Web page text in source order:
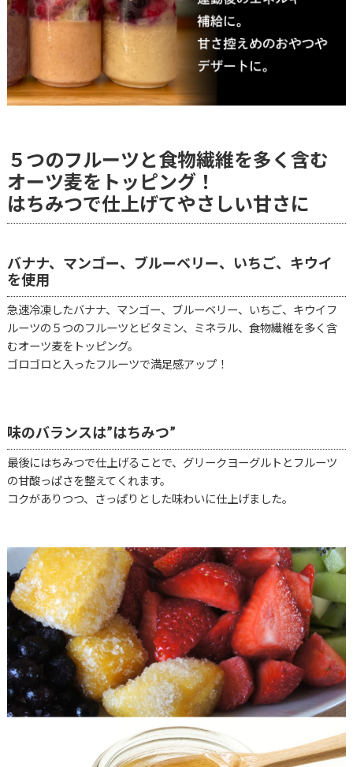
５つのフルーツと食物繊維を多く含む
オーツ麦をトッピング！
はちみつで仕上げてやさしい甘さに
バナナ、マンゴー、ブルーベリー、いちご、キウイ
を使用
急速冷凍したバナナ、マンゴー、ブルーベリー、いちご、キウイフ
ルーツの５つのフルーツとビタミン、ミネラル、食物繊維を多く含
むオーツ麦をトッピング。
ゴロゴロと入ったフルーツで満足感アップ！
味のバランスは”はちみつ”
最後にはちみつで仕上げることで、グリークヨーグルトとフルーツ
の甘酸っぱさを整えてくれます。
コクがありつつ、さっぱりとした味わいに仕上げました。